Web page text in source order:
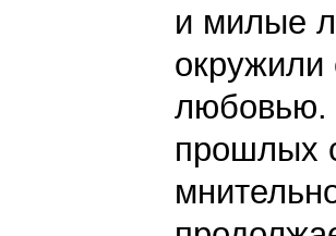
и милые
окружили
любовью.
прошлых